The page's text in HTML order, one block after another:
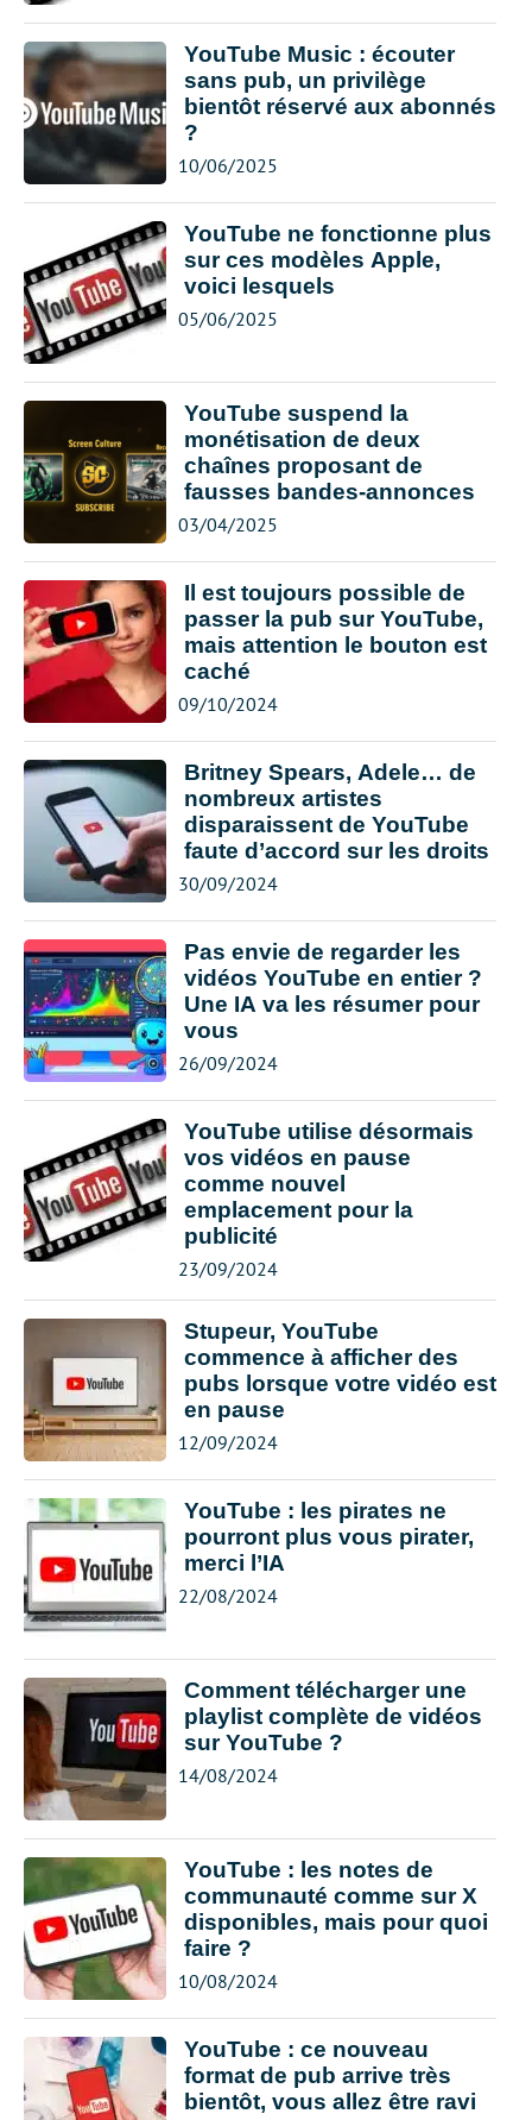
YouTube Music : écouter
sans pub, un privilège
bientôt réservé aux abonnés
?
10/06/2025
YouTube ne fonctionne plus
sur ces modèles Apple,
voici lesquels
05/06/2025
YouTube suspend la
monétisation de deux
chaînes proposant de
fausses bandes-annonces
03/04/2025
Il est toujours possible de
passer la pub sur YouTube,
mais attention le bouton est
caché
09/10/2024
Britney Spears, Adele… de
nombreux artistes
disparaissent de YouTube
faute d’accord sur les droits
30/09/2024
Pas envie de regarder les
vidéos YouTube en entier ?
Une IA va les résumer pour
vous
26/09/2024
YouTube utilise désormais
vos vidéos en pause
comme nouvel
emplacement pour la
publicité
23/09/2024
Stupeur, YouTube
commence à afficher des
pubs lorsque votre vidéo est
en pause
12/09/2024
YouTube : les pirates ne
pourront plus vous pirater,
merci l’IA
22/08/2024
Comment télécharger une
playlist complète de vidéos
sur YouTube ?
14/08/2024
YouTube : les notes de
communauté comme sur X
disponibles, mais pour quoi
faire ?
10/08/2024
YouTube : ce nouveau
format de pub arrive très
bientôt, vous allez être ravi